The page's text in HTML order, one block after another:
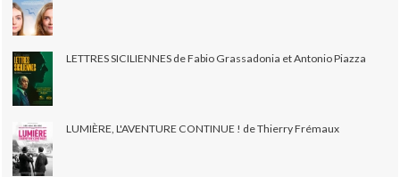
LETTRES SICILIENNES de Fabio Grassadonia et Antonio Piazza
LUMIÈRE, L'AVENTURE CONTINUE ! de Thierry Frémaux